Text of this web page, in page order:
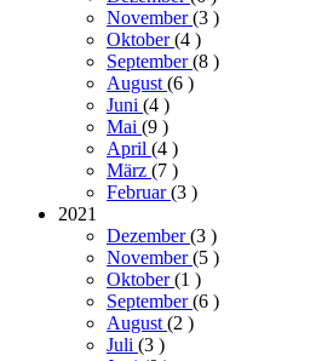
November(3 )
Oktober(4 )
September(8 )
August(6 )
Juni (4 )
Mai (9 )
April (4 )
März (7 )
Februar(3 )
2021
Dezember(3 )
November(5 )
Oktober(1 )
September(6 )
August(2 )
Juli (3 )